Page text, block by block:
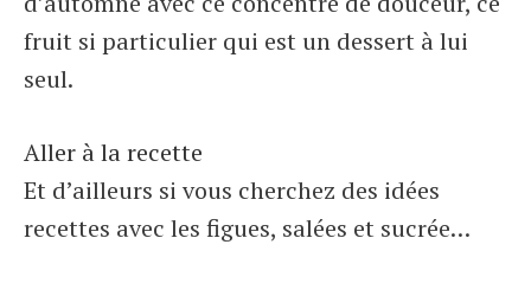
fruit si particulier qui est un dessert à lui
seul.
Aller à la recette
Et d’ailleurs si vous cherchez des idées
recettes avec les figues, salées et sucrée…